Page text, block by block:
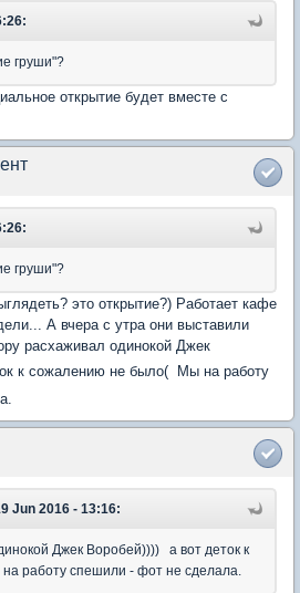
груши"?
открытие будет вместе с
груши"?
это открытие?) Работает кафе
А вчера с утра они выставили
расхаживал одинокой Джек
к сожалению не было( Мы на работу
Jun 2016 - 13:16:
Джек Воробей)))) а вот деток к
работу спешили - фот не сделала.